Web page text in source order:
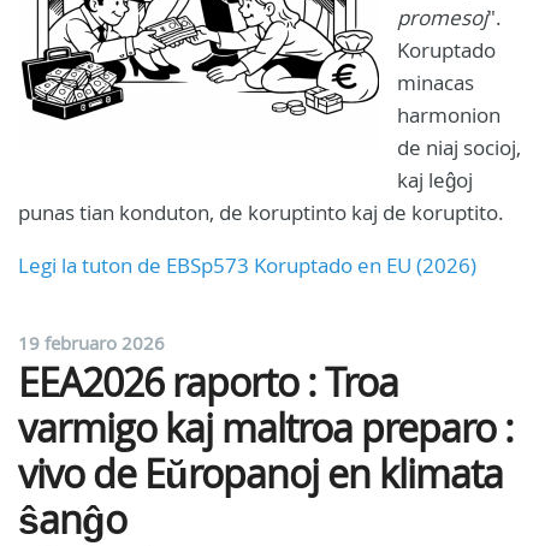
promesoj".
Koruptado
minacas
harmonion
de niaj socioj,
kaj leĝoj
punas tian konduton, de koruptinto kaj de koruptito.
Legi la tuton de EBSp573 Koruptado en EU (2026)
19 februaro 2026
EEA2026 raporto : Troa
varmigo kaj maltroa preparo :
vivo de Eŭropanoj en klimata
ŝanĝo